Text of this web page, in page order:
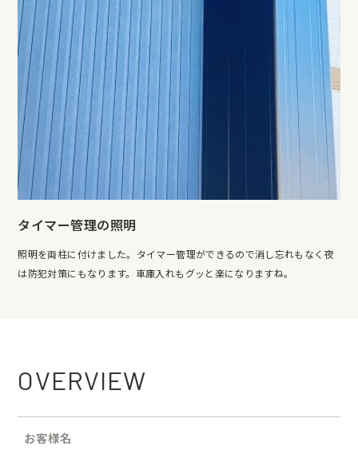
タイマー管理の照明
照明を両柱に付けました。タイマー管理ができるので消し忘れもなく夜
は防犯対策にもなります。車庫入れもグッと楽になりますね。
OVERVIEW
お客様名